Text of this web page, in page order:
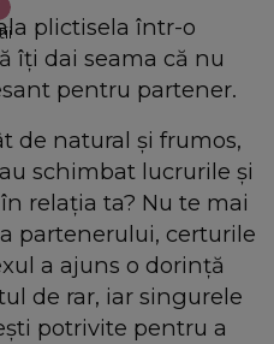
plictisela într-o
îți dai seama că nu
pentru partener.
de natural și frumos,
schimbat lucrurile și
relația ta? Nu te mai
partenerului, certurile
a ajuns o dorință
de rar, iar singurele
potrivite pentru a